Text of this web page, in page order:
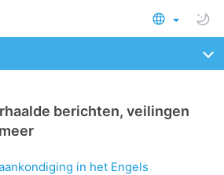
berichten, veilingen
in het Engels